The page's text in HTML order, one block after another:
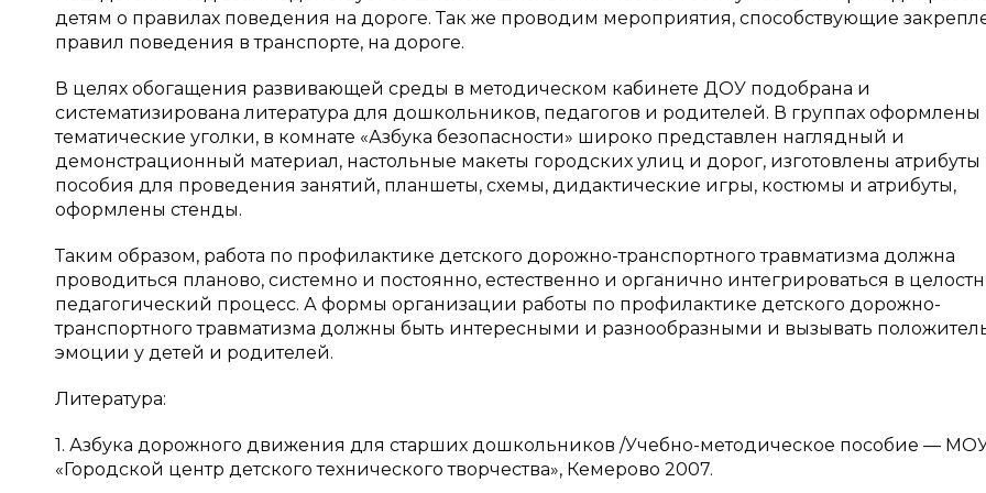
детям о правилах поведения на дороге. Так же проводим мероприятия, способствующие
правил поведения в транспорте, на дороге.
В целях обогащения развивающей среды в методическом кабинете ДОУ подобрана и
систематизирована литература для дошкольников, педагогов и родителей. В группах оформлены
тематические уголки, в комнате «Азбука безопасности» широко представлен наглядный и
демонстрационный материал, настольные макеты городских улиц и дорог, изготовлены атрибуты
пособия для проведения занятий, планшеты, схемы, дидактические игры, костюмы и атрибуты,
оформлены стенды.
Таким образом, работа по профилактике детского дорожно-транспортного травматизма должна
проводиться планово, системно и постоянно, естественно и органично интегрироваться в
педагогический процесс. А формы организации работы по профилактике детского дорожно-
транспортного травматизма должны быть интересными и разнообразными и вызывать
эмоции у детей и родителей.
Литература:
1. Азбука дорожного движения для старших дошкольников /Учебно-методическое пособие —
«Городской центр детского технического творчества», Кемерово 2007.